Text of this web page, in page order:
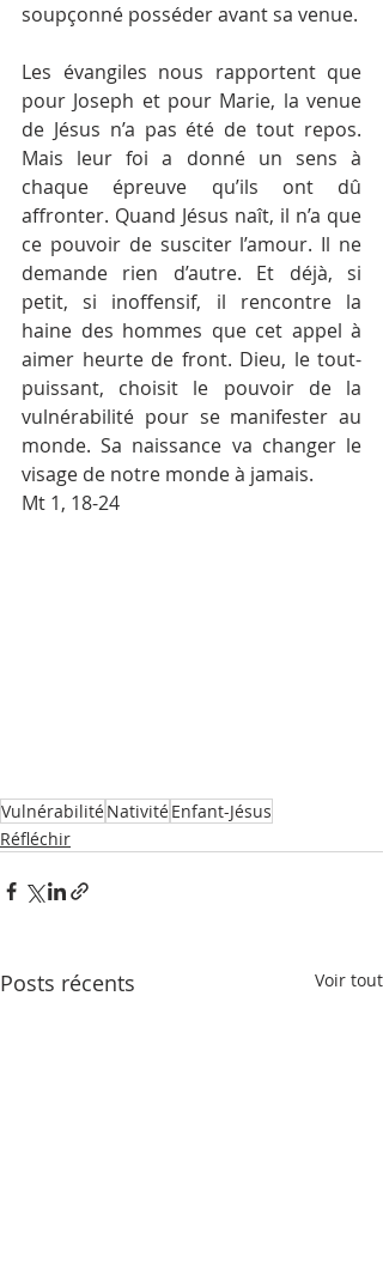
soupçonné posséder avant sa venue.
Les évangiles nous rapportent que
pour Joseph et pour Marie, la venue
de Jésus n’a pas été de tout repos.
Mais leur foi a donné un sens à
chaque épreuve qu’ils ont dû
affronter. Quand Jésus naît, il n’a que
ce pouvoir de susciter l’amour. Il ne
demande rien d’autre. Et déjà, si
petit, si inoffensif, il rencontre la
haine des hommes que cet appel à
aimer heurte de front. Dieu, le tout-
puissant, choisit le pouvoir de la
vulnérabilité pour se manifester au
monde. Sa naissance va changer le
visage de notre monde à jamais.
Mt 1, 18-24
VulnérabilitéNativitéEnfant-Jésus
Réfléchir
Posts récents Voir tout